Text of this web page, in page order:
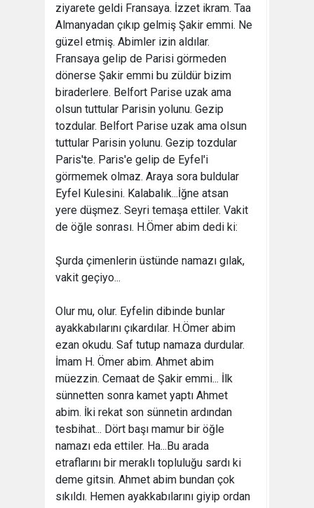
ziyarete geldi Fransaya. İzzet ikram. Taa
Almanyadan çıkıp gelmiş Şakir emmi. Ne
güzel etmiş. Abimler izin aldılar.
Fransaya gelip de Parisi görmeden
dönerse Şakir emmi bu züldür bizim
biraderlere. Belfort Parise uzak ama
olsun tuttular Parisin yolunu. Gezip
tozdular. Belfort Parise uzak ama olsun
tuttular Parisin yolunu. Gezip tozdular
Paris'te. Paris'e gelip de Eyfel'i
görmemek olmaz. Araya sora buldular
Eyfel Kulesini. Kalabalık...İğne atsan
yere düşmez. Seyri temaşa ettiler. Vakit
de öğle sonrası. H.Ömer abim dedi ki:
Şurda çimenlerin üstünde namazı gılak,
vakit geçiyo...
Olur mu, olur. Eyfelin dibinde bunlar
ayakkabılarını çıkardılar. H.Ömer abim
ezan okudu. Saf tutup namaza durdular.
İmam H. Ömer abim. Ahmet abim
müezzin. Cemaat de Şakir emmi... İlk
sünnetten sonra kamet yaptı Ahmet
abim. İki rekat son sünnetin ardından
tesbihat... Dört başı mamur bir öğle
namazı eda ettiler. Ha...Bu arada
etraflarını bir meraklı topluluğu sardı ki
deme gitsin. Ahmet abim bundan çok
sıkıldı. Hemen ayakkabılarını giyip ordan